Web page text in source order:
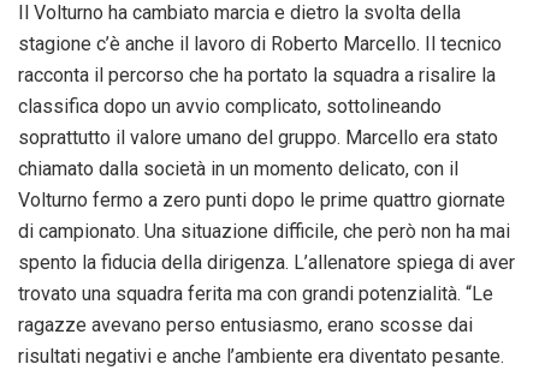
Il Volturno ha cambiato marcia e dietro la svolta della
stagione c’è anche il lavoro di Roberto Marcello. Il tecnico
racconta il percorso che ha portato la squadra a risalire la
classifica dopo un avvio complicato, sottolineando
soprattutto il valore umano del gruppo. Marcello era stato
chiamato dalla società in un momento delicato, con il
Volturno fermo a zero punti dopo le prime quattro giornate
di campionato. Una situazione difficile, che però non ha mai
spento la fiducia della dirigenza. L’allenatore spiega di aver
trovato una squadra ferita ma con grandi potenzialità. “Le
ragazze avevano perso entusiasmo, erano scosse dai
risultati negativi e anche l’ambiente era diventato pesante.